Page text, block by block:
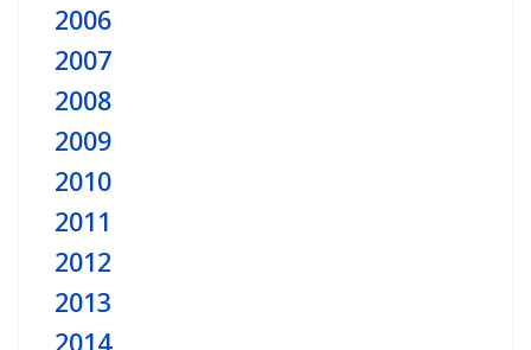
2006
2007
2008
2009
2010
2011
2012
2013
2014